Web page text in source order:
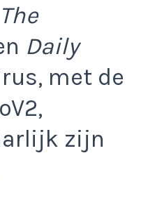
The
Daily
met de
zijn